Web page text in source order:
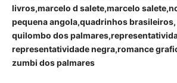
livros marcelo d salete marcelo salete
pequena angola quadrinhos brasileiros
quilombo dos palmares
representatividade negra romance
zumbi dos palmares